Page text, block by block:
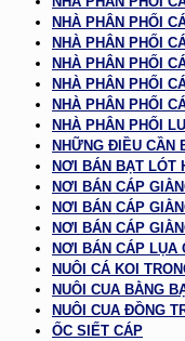
NHÀ PHÂN PHỐI
NHÀ PHÂN PHỐI
NHÀ PHÂN PHỐI
NHÀ PHÂN PHỐI
NHÀ PHÂN PHỐI
NHÀ PHÂN PHỐI
NHỮNG ĐIỀU CẦN
NƠI BÁN BẠT LÓT
NƠI BÁN CÁP
NƠI BÁN CÁP
NƠI BÁN CÁP
NƠI BÁN CÁP LỤA
NUÔI CÁ KOI
NUÔI CUA BẰNG
NUÔI CUA ĐỒNG
ỐC SIẾT CÁP